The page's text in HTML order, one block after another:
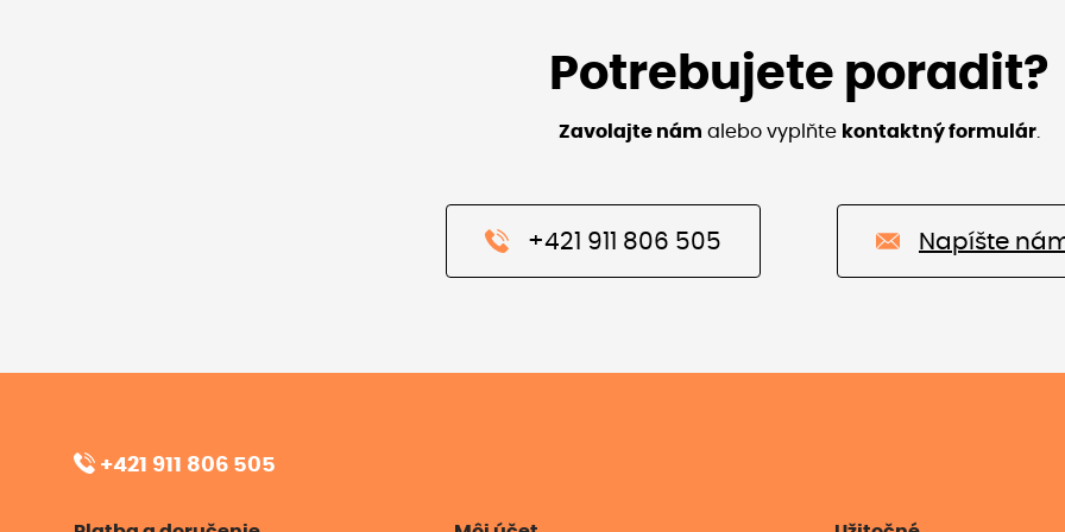
Potrebujete poradit?
Zavolajte nám alebo vyplňte kontaktný formulár.
+421 911 806 505 Napíšte
+421 911 806 505